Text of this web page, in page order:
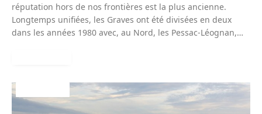
réputation hors de nos frontières est la plus ancienne.
Longtemps unifiées, les Graves ont été divisées en deux
dans les années 1980 avec, au Nord, les Pessac-Léognan,…